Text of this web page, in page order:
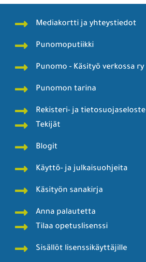
Mediakortti ja yhteystiedot
Punomoputiikki
Punomo - Käsityö verkossa ry
Punomon tarina
Rekisteri- ja tietosuojaseloste
Tekijät
Blogit
Käyttö- ja julkaisuohjeita
Käsityön sanakirja
Anna palautetta
Tilaa opetuslisenssi
Sisällöt lisenssikäyttäjille